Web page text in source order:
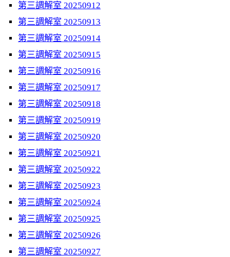
第三調解室 20250912
第三調解室 20250913
第三調解室 20250914
第三調解室 20250915
第三調解室 20250916
第三調解室 20250917
第三調解室 20250918
第三調解室 20250919
第三調解室 20250920
第三調解室 20250921
第三調解室 20250922
第三調解室 20250923
第三調解室 20250924
第三調解室 20250925
第三調解室 20250926
第三調解室 20250927